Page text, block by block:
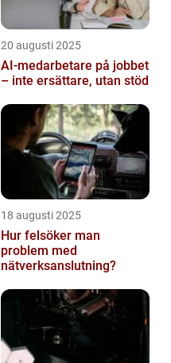
20 augusti 2025
AI‑medarbetare på jobbet
– inte ersättare, utan stöd
18 augusti 2025
Hur felsöker man
problem med
nätverksanslutning?